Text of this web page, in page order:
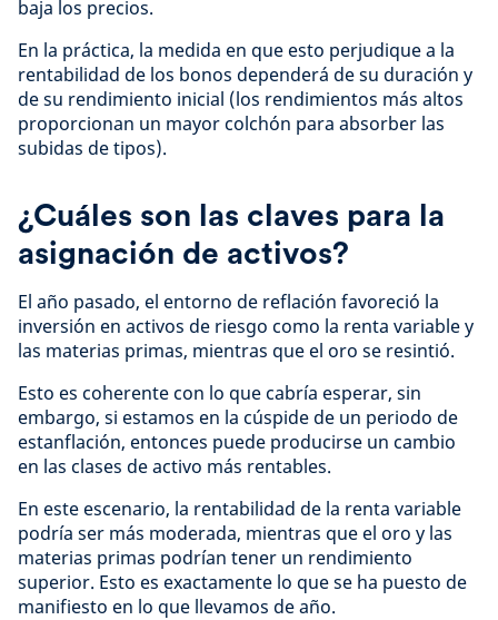
baja los precios.
En la práctica, la medida en que esto perjudique a la
rentabilidad de los bonos dependerá de su duración y
de su rendimiento inicial (los rendimientos más altos
proporcionan un mayor colchón para absorber las
subidas de tipos).
¿Cuáles son las claves para la
asignación de activos?
El año pasado, el entorno de reflación favoreció la
inversión en activos de riesgo como la renta variable y
las materias primas, mientras que el oro se resintió.
Esto es coherente con lo que cabría esperar, sin
embargo, si estamos en la cúspide de un periodo de
estanflación, entonces puede producirse un cambio
en las clases de activo más rentables.
En este escenario, la rentabilidad de la renta variable
podría ser más moderada, mientras que el oro y las
materias primas podrían tener un rendimiento
superior. Esto es exactamente lo que se ha puesto de
manifiesto en lo que llevamos de año.